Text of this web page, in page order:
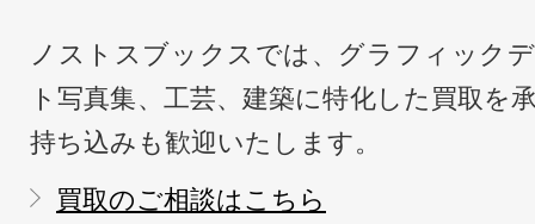
ノストスブックスでは、グラフィック
ト写真集、工芸、建築に特化した買取を
持ち込みも歓迎いたします。
買取のご相談はこちら